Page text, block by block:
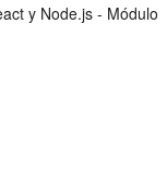
y Node.js - Módulo